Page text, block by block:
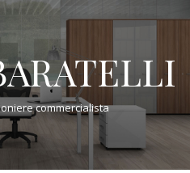
commercialista